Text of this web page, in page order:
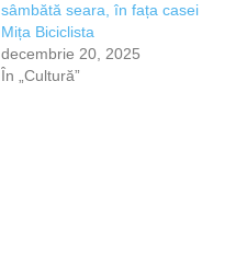
sâmbătă seara, în fața casei
Mița Biciclista
decembrie 20, 2025
În „Cultură”